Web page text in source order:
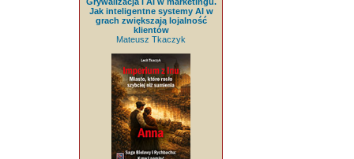
Grywalizacja i AI w marketingu.
Jak inteligentne systemy AI w
grach zwiększają lojalność
klientów
Mateusz Tkaczyk